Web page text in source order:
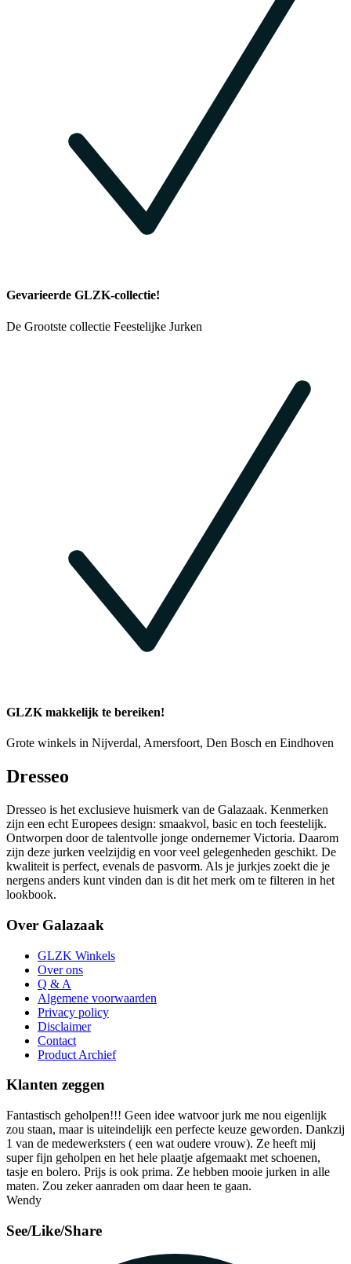
Gevarieerde GLZK-collectie!
De Grootste collectie Feestelijke Jurken
GLZK makkelijk te bereiken!
Grote winkels in Nijverdal, Amersfoort, Den Bosch en Eindhoven
Dresseo
Dresseo is het exclusieve huismerk van de Galazaak. Kenmerken
zijn een echt Europees design: smaakvol, basic en toch feestelijk.
Ontworpen door de talentvolle jonge ondernemer Victoria. Daarom
zijn deze jurken veelzijdig en voor veel gelegenheden geschikt. De
kwaliteit is perfect, evenals de pasvorm. Als je jurkjes zoekt die je
nergens anders kunt vinden dan is dit het merk om te filteren in het
lookbook.
Over Galazaak
GLZK Winkels
Over ons
Q & A
Algemene voorwaarden
Privacy policy
Disclaimer
Contact
Product Archief
Klanten zeggen
Fantastisch geholpen!!! Geen idee watvoor jurk me nou eigenlijk
zou staan, maar is uiteindelijk een perfecte keuze geworden. Dankzij
1 van de medewerksters ( een wat oudere vrouw). Ze heeft mij
super fijn geholpen en het hele plaatje afgemaakt met schoenen,
tasje en bolero. Prijs is ook prima. Ze hebben mooie jurken in alle
maten. Zou zeker aanraden om daar heen te gaan.
Wendy
See/Like/Share